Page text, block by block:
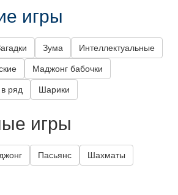
игры
Зума Интеллектуальные
Маджонг бабочки
ряд Шарики
игры
Пасьянс Шахматы